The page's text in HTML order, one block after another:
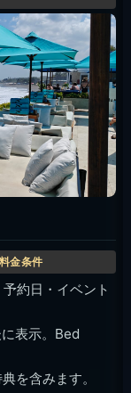
約日・イベント
表示。Bed
を含みます。